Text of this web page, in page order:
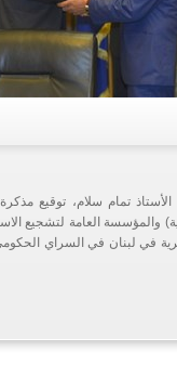
تمام سلام، توقيع مذكرة
والمؤسسة العامة لتشجيع
في لبنان في السراي